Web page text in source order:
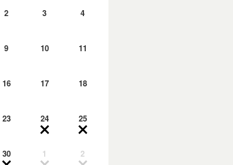
2 3 4
9 10 11
16 17 18
23 24 25
30 1 2